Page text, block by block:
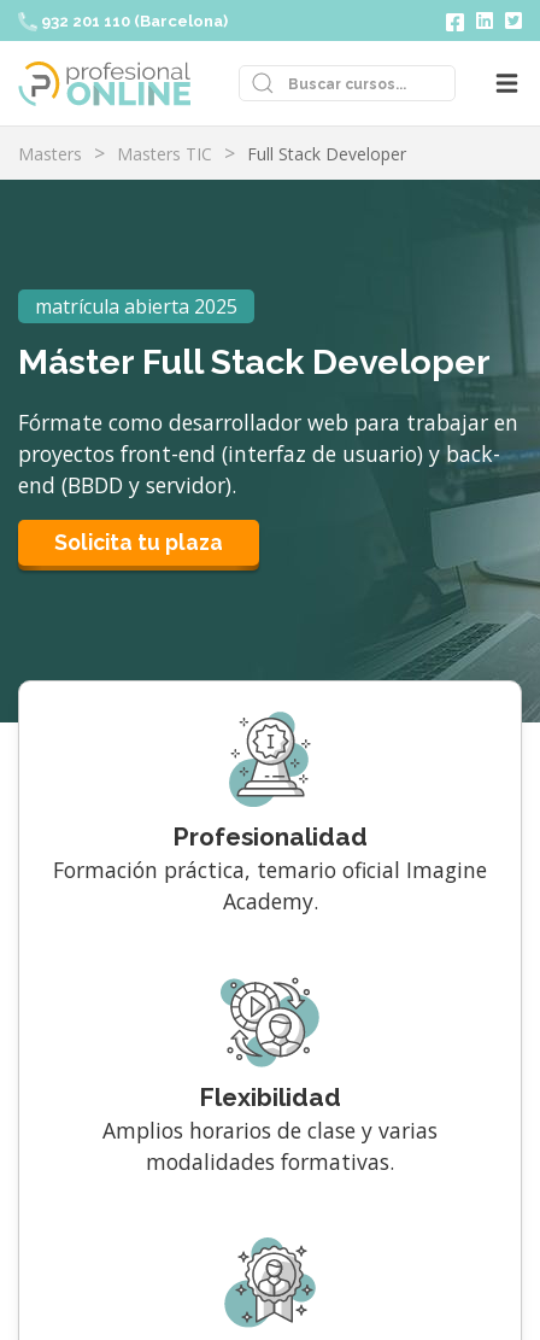
932 201 110 (Barcelona)
Masters Masters TIC Full Stack Developer
matrícula abierta 2025
Máster Full Stack Developer
Fórmate como desarrollador web para trabajar en
proyectos front-end (interfaz de usuario) y back-
end (BBDD y servidor).
Solicita tu plaza
Profesionalidad
Formación práctica, temario oficial Imagine
Academy.
Flexibilidad
Amplios horarios de clase y varias
modalidades formativas.